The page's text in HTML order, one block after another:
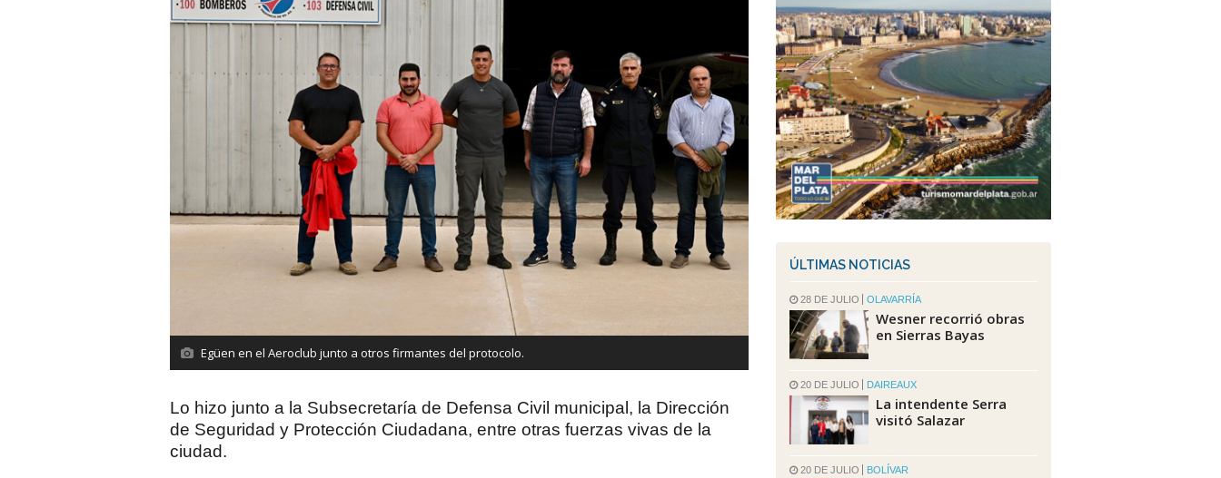
Egüen en el Aeroclub junto a otros firmantes del protocolo.
Lo hizo junto a la Subsecretaría de Defensa Civil municipal, la Dirección
de Seguridad y Protección Ciudadana, entre otras fuerzas vivas de la
ciudad.
ÚLTIMAS NOTICIAS
28 DE JULIO OLAVARRÍA
Wesner recorrió obras
en Sierras Bayas
20 DE JULIO DAIREAUX
La intendente Serra
visitó Salazar
20 DE JULIO BOLÍVAR